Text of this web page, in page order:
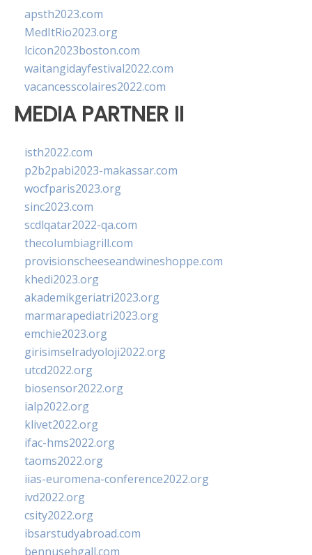
apsth2023.com
MedItRio2023.org
lcicon2023boston.com
waitangidayfestival2022.com
vacancesscolaires2022.com
MEDIA PARTNER II
isth2022.com
p2b2pabi2023-makassar.com
wocfparis2023.org
sinc2023.com
scdlqatar2022-qa.com
thecolumbiagrill.com
provisionscheeseandwineshoppe.com
khedi2023.org
akademikgeriatri2023.org
marmarapediatri2023.org
emchie2023.org
girisimselradyoloji2022.org
utcd2022.org
biosensor2022.org
ialp2022.org
klivet2022.org
ifac-hms2022.org
taoms2022.org
iias-euromena-conference2022.org
ivd2022.org
csity2022.org
ibsarstudyabroad.com
bennusehgall.com